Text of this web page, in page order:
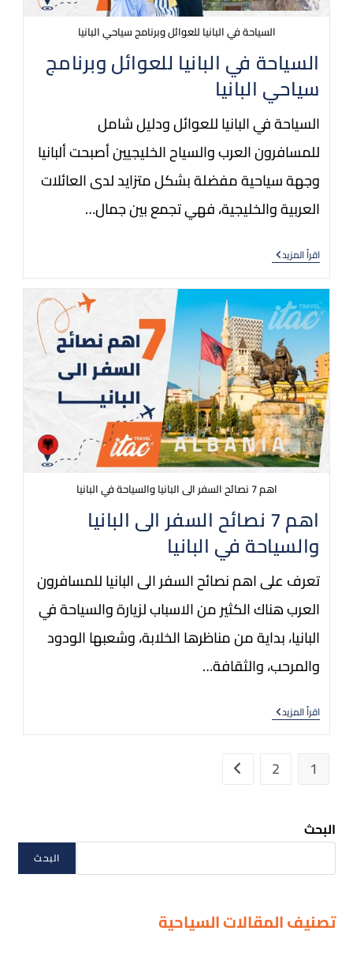
السياحة في البانيا للعوائل وبرنامج سياحي البانيا
السياحة في البانيا للعوائل وبرنامج
سياحي البانيا
السياحة في البانيا للعوائل ودليل شامل
للمسافرون العرب والسياح الخليجيين أصبحت ألبانيا
وجهة سياحية مفضلة بشكل متزايد لدى العائلات
العربية والخليجية، فهي تجمع بين جمال…
اقرأ المزيد
اهم 7 نصائح السفر الى البانيا والسياحة في البانيا
اهم 7 نصائح السفر الى البانيا
والسياحة في البانيا
تعرف على اهم نصائح السفر الى البانيا للمسافرون
العرب هناك الكثير من الاسباب لزيارة والسياحة في
البانيا، بداية من مناظرها الخلابة، وشعبها الودود
والمرحب، والثقافة…
اقرأ المزيد
1
2
البحث
البحث
تصنيف المقالات السياحية